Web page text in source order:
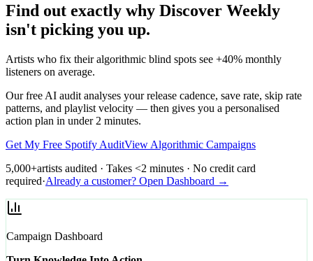
Find out exactly why Discover Weekly
isn't picking you up.
Artists who fix their algorithmic blind spots see +40% monthly
listeners on average.
Our free AI audit analyses your release cadence, save rate, skip rate
patterns, and playlist velocity — then gives you a personalised
action plan in under 2 minutes.
Get My Free Spotify AuditView Algorithmic Campaigns
5,000+artists audited · Takes <2 minutes · No credit card
required·Already a customer? Open Dashboard →
Campaign Dashboard